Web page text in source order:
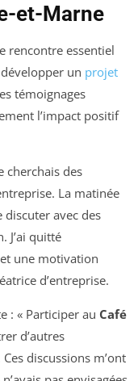
et-Marne
rencontre essentiel
un projet
témoignages
l’impact positif
cherchais des
La matinée
discuter avec des
J’ai quitté
une motivation
d’entreprise.
: « Participer au Café
d’autres
discussions m’ont